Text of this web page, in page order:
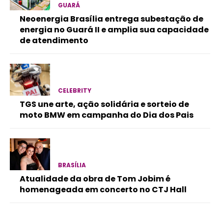
GUARÁ
Neoenergia Brasília entrega subestação de
energia no Guará II e amplia sua capacidade
de atendimento
CELEBRITY
TGS une arte, ação solidária e sorteio de
moto BMW em campanha do Dia dos Pais
BRASÍLIA
Atualidade da obra de Tom Jobim é
homenageada em concerto no CTJ Hall